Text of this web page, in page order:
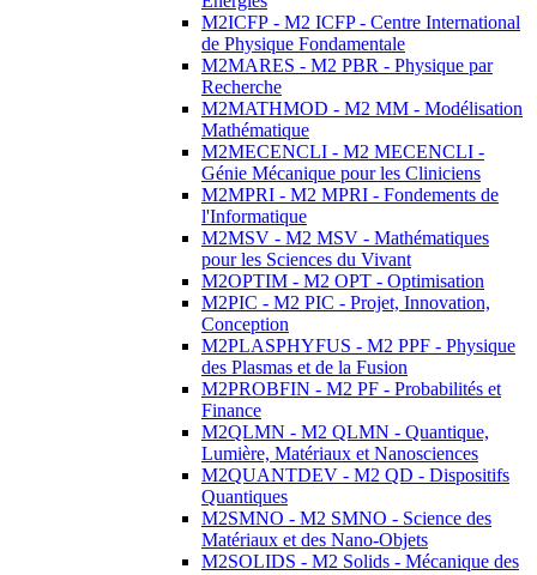
M2ICFP - M2 ICFP - Centre International
de Physique Fondamentale
M2MARES - M2 PBR - Physique par
Recherche
M2MATHMOD - M2 MM - Modélisation
Mathématique
M2MECENCLI - M2 MECENCLI -
Génie Mécanique pour les Cliniciens
M2MPRI - M2 MPRI - Fondements de
l'Informatique
M2MSV - M2 MSV - Mathématiques
pour les Sciences du Vivant
M2OPTIM - M2 OPT - Optimisation
M2PIC - M2 PIC - Projet, Innovation,
Conception
M2PLASPHYFUS - M2 PPF - Physique
des Plasmas et de la Fusion
M2PROBFIN - M2 PF - Probabilités et
Finance
M2QLMN - M2 QLMN - Quantique,
Lumière, Matériaux et Nanosciences
M2QUANTDEV - M2 QD - Dispositifs
Quantiques
M2SMNO - M2 SMNO - Science des
Matériaux et des Nano-Objets
M2SOLIDS - M2 Solids - Mécanique des